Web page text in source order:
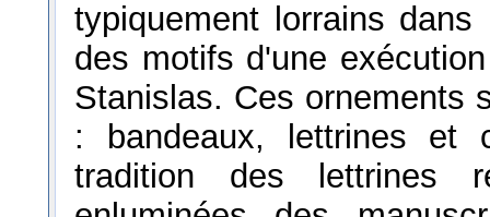
typiquement lorrains
des motifs d'une
Stanislas. Ces ornements
: bandeaux, lettrines
tradition des lettrines